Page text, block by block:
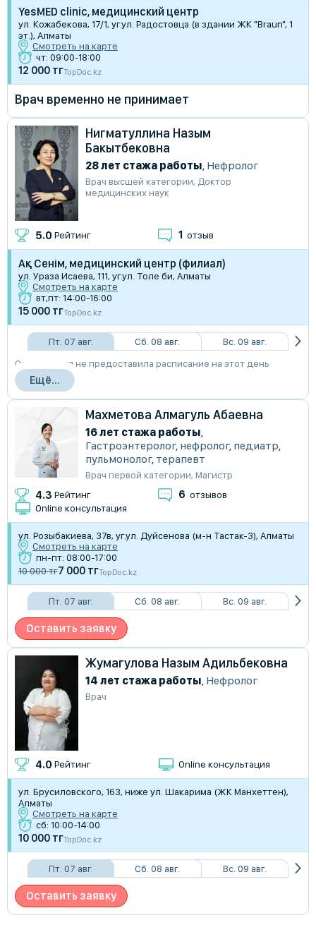
YesMED clinic, медицинский центр
ул. Кожабекова, 17/1, уг.ул. Радостовца (в здании ​ЖК "Braun", 1
эт.), Алматы
Смотреть на карте
чт: 09:00-18:00
12 000 тгTopDoc.kz
Врач временно не принимает
Нигматуллина Назым
Бакытбековна
28 лет стажа работы, Нефролог
Врач высшей категории, Доктор
медицинских наук
5.0 Рейтинг 1 отзыв
Ақ Сенім, медицинский центр (филиал)
ул. Ураза Исаева, 111, уг.ул. Толе би, Алматы
Смотреть на карте
вт,пт: 14:00-16:00
15 000 тгTopDoc.kz
Пт. 07 авг. Сб. 08 авг.
Вс. 09 авг.
Организация не предоставила расписание на этот день
Ещё...
Махметова Алмагуль Абаевна
16 лет стажа работы,
Гастроэнтеролог, нефролог, педиатр,
пульмонолог, терапевт
Врач первой категории, Магистр
4.3 Рейтинг 6 отзывов
Online консультация
​ул. Розыбакиева, 37в, уг.ул. Дуйсенова (м-н Тастак-3), Алматы
Смотреть на карте
пн-пт: 08:00-17:00
10 000 тг7 000 тгTopDoc.kz
Пт. 07 авг. Сб. 08 авг. Вс. 09 авг.
Оставить заявку
Жумагулова Назым Адильбековна
14 лет стажа работы, Нефролог
Врач
4.0 Рейтинг Online консультация
ул. Брусиловского, 163, ниже ул. Шакарима (ЖК Манхеттен),
Алматы
Смотреть на карте
сб: 10:00-14:00
10 000 тгTopDoc.kz
Пт. 07 авг. Сб. 08 авг. Вс. 09 авг.
Оставить заявку